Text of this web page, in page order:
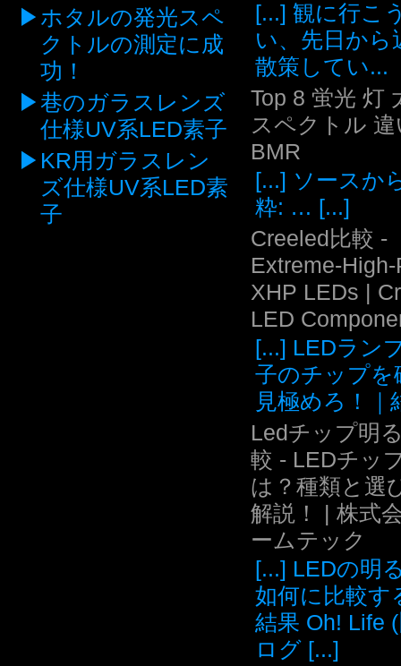
ホタルの発光スペ
クトルの測定に成
功！
巷のガラスレンズ
仕様UV系LED素子
KR用ガラスレン
ズ仕様UV系LED素
子
[...] 観に行こ
い、先日から
散策してい...
Top 8 蛍光 灯
スペクトル 違
BMR
[...] ソースか
粋: … [...]
Creeled比較 -
Extreme-
XHP LEDs |
LED
[...] LEDラン
子のチップを
見極めろ！｜
Ledチップ明
較 - LEDチッ
は？種類と選
解説！ | 株式
ームテック
[...] LEDの明
如何に比較す
結果 Oh! Life
ログ [...]